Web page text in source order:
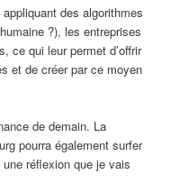
des algorithmes
?), les entreprises
ce qui leur permet d’offrir
et de créer par ce moyen
de demain. La
pourra également surfer
réflexion que je vais